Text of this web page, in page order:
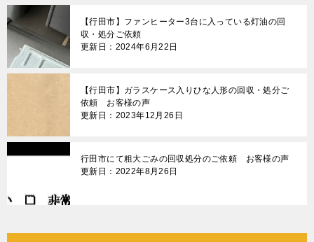
【行田市】ファンヒーター3台に入っている灯油の回
収・処分ご依頼
更新日：2024年6月22日
【行田市】ガラスケース入りひな人形の回収・処分ご
依頼 お客様の声
更新日：2023年12月26日
行田市にて粗大ごみの回収処分のご依頼 お客様の声
更新日：2022年8月26日